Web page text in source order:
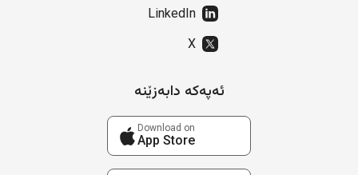
LinkedIn
X
ئەپەکە دابەزێنە
Download on
App Store